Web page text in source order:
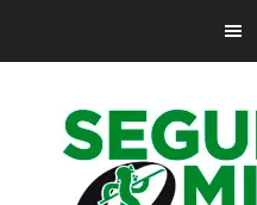
principal